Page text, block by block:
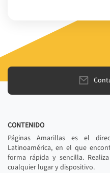
CONTENIDO
Páginas Amarillas es el
Latinoamérica, en el que
forma rápida y sencilla.
cualquier lugar y dispositivo.